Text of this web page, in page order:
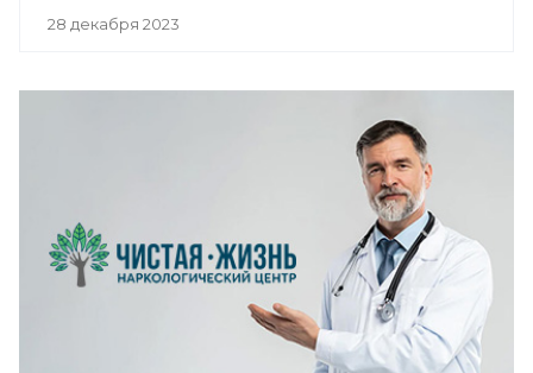
28 декабря 2023